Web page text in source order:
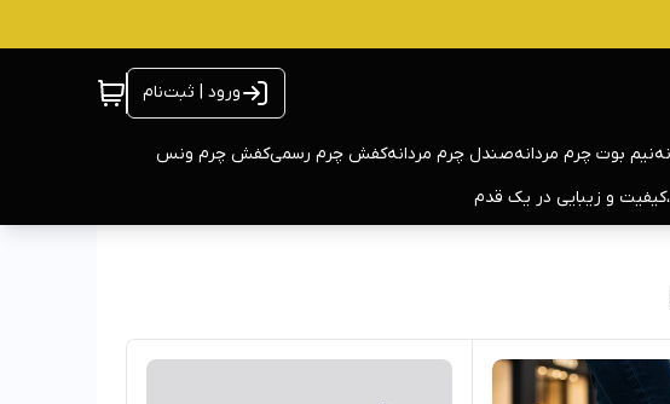
ورود | ثبت‌نام
نیم بوت چرم مردانهصندل چرم مردانهکفش چرم رسمیکفش چرم ونس
و زیبایی در یک قدم